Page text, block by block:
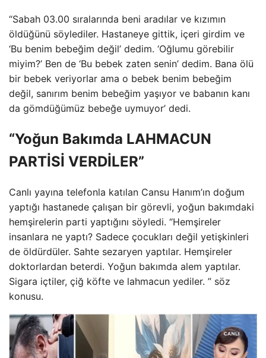
“Sabah 03.00 sıralarında beni aradılar ve kızımın
öldüğünü söylediler. Hastaneye gittik, içeri girdim ve
‘Bu benim bebeğim değil’ dedim. ‘Oğlumu görebilir
miyim?’ Ben de ‘Bu bebek zaten senin’ dedim. Bana ölü
bir bebek veriyorlar ama o bebek benim bebeğim
değil, sanırım benim bebeğim yaşıyor ve babanın kanı
da gömdüğümüz bebeğe uymuyor’ dedi.
“Yoğun Bakımda LAHMACUN
PARTİSİ VERDİLER”
Canlı yayına telefonla katılan Cansu Hanım’ın doğum
yaptığı hastanede çalışan bir görevli, yoğun bakımdaki
hemşirelerin parti yaptığını söyledi. “Hemşireler
insanlara ne yaptı? Sadece çocukları değil yetişkinleri
de öldürdüler. Sahte sezaryen yaptılar. Hemşireler
doktorlardan beterdi. Yoğun bakımda alem yaptılar.
Sigara içtiler, çiğ köfte ve lahmacun yediler. ” söz
konusu.